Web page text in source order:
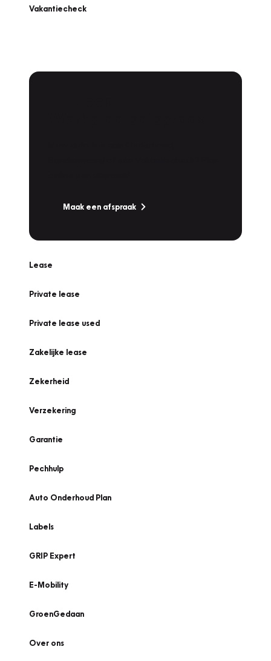
Vakantiecheck
Maak een afspraak
Lease
Private lease
Private lease used
Zakelijke lease
Zekerheid
Verzekering
Garantie
Pechhulp
Auto Onderhoud Plan
Labels
GRIP Expert
E-Mobility
GroenGedaan
Over ons